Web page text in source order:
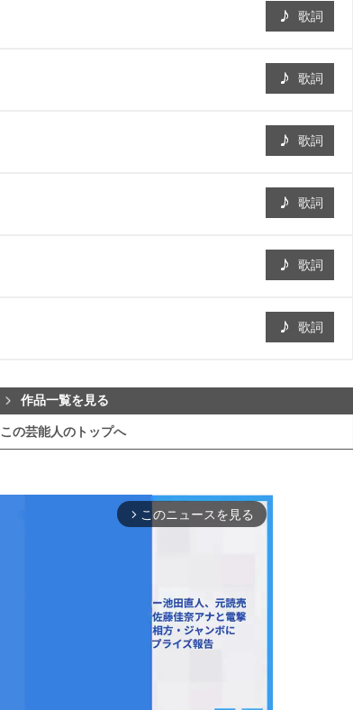
歌詞
歌詞
歌詞
歌詞
歌詞
歌詞
作品一覧を見る
この芸能人のトップへ
arrow_forward_ios このニュースを見る